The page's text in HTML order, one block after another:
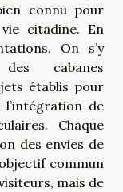
connu pour
citadine. En
On s’y
cabanes
établis pour
de
Chaque
des envies de
commun
mais de